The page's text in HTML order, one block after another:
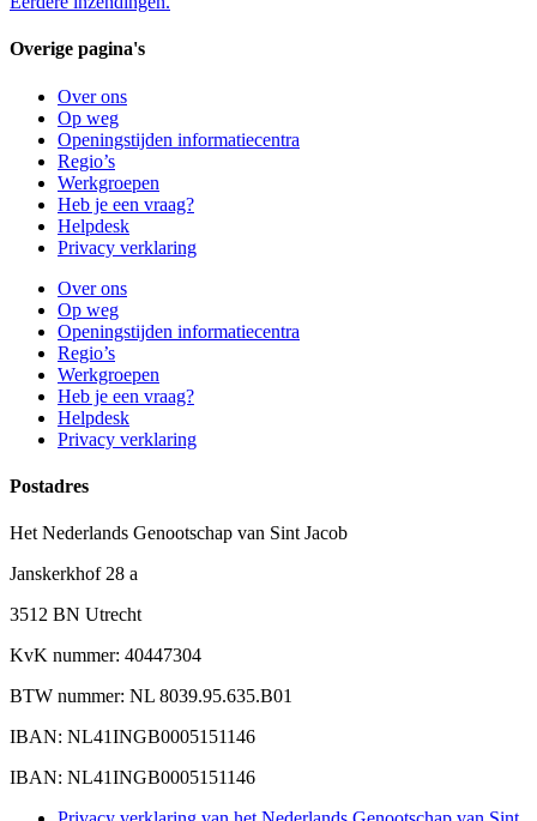
Overige pagina's
Over ons
Op weg
Openingstijden informatiecentra
Regio’s
Werkgroepen
Heb je een vraag?
Helpdesk
Privacy verklaring
Over ons
Op weg
Openingstijden informatiecentra
Regio’s
Werkgroepen
Heb je een vraag?
Helpdesk
Privacy verklaring
Postadres
Het Nederlands Genootschap van Sint Jacob
Janskerkhof 28 a
3512 BN Utrecht
KvK nummer: 40447304
BTW nummer: NL 8039.95.635.B01
IBAN: NL41INGB0005151146
IBAN: NL41INGB0005151146